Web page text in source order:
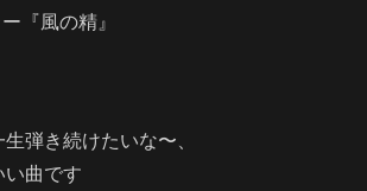
『風の精』
生弾き続けたいな〜、
い曲です